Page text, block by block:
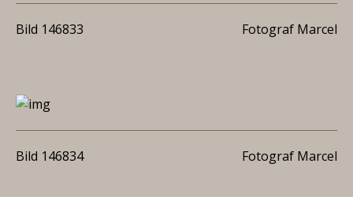
Bild 146833 Fotograf Marcel
Bild 146834 Fotograf Marcel